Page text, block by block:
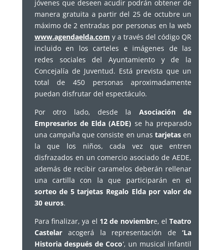
jóvenes que deseen acudir podrán obtener de
manera gratuita a partir del 25 de octubre un
máximo de 2 entradas por personas en la web
www.agendaelda.com y a través del código QR
incluido en los carteles e imágenes de las
redes sociales del Ayuntamiento y de la
Concejalía de Juventud. Está prevista que un
total de 450 personas aproximadamente
puedan disfrutar del espectáculo.
Por otro lado, desde la Asociación de
Empresarios de Elda (AEDE) se ha preparado
una campaña que consiste en unas tarjetas en
la que los niños, cada vez que entren
disfrazados en un comercio asociado de AEDE,
además de recibir caramelos deberán rellenar
una cartilla con la que participarán en el
sorteo de 5 tarjetas Regalo Elda por valor de
30 euros.
Para finalizar, ya el 12 de noviembre, elTeatro
Castelaracogerá la representación de‘La
Historia después de Coco‘, un musical infantil